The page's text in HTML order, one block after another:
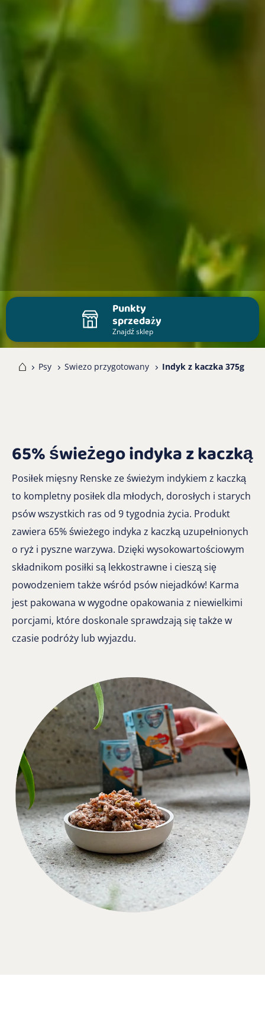
Punkty
sprzedaży
Znajdź sklep
Psy Swiezo przygotowany Indyk z kaczka 375g
65% świeżego indyka z kaczką
Posiłek mięsny Renske ze świeżym indykiem z kaczką
to kompletny posiłek dla młodych, dorosłych i starych
psów wszystkich ras od 9 tygodnia życia. Produkt
zawiera 65% świeżego indyka z kaczką uzupełnionych
o ryż i pyszne warzywa. Dzięki wysokowartościowym
składnikom posiłki są lekkostrawne i cieszą się
powodzeniem także wśród psów niejadków! Karma
jest pakowana w wygodne opakowania z niewielkimi
porcjami, które doskonale sprawdzają się także w
czasie podróży lub wyjazdu.